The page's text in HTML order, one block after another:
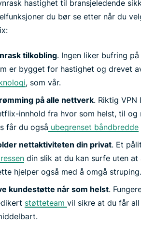
hastighet til bransjeledende
du bør se etter når du
tilkobling. Ingen liker bufring
er bygget for hastighet og drevet
, som vår.
på alle nettverk. Riktig
innhold fra hvor som helst, til og
får du også ubegrenset båndbredde
nettaktiviteten din privat. Et
din slik at du kan surfe uten
hjelper også med å omgå struping.
kundestøtte når som helst.
støtteteam vil sikre at du får